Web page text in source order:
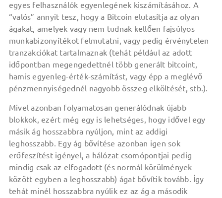
egyes felhasználók egyenlegének kiszámításához. A
“valós” annyit tesz, hogy a Bitcoin elutasítja az olyan
ágakat, amelyek vagy nem tudnak kellően fajsúlyos
munkabizonyítékot felmutatni, vagy pedig érvénytelen
tranzakciókat tartalmaznak (tehát például az adott
időpontban megengedettnél több generált bitcoint,
hamis egyenleg-érték-számítást, vagy épp a meglévő
pénzmennyiségednél nagyobb összeg elköltését, stb.).
Mivel azonban folyamatosan generálódnak újabb
blokkok, ezért még egy is lehetséges, hogy idővel egy
másik ág hosszabbra nyúljon, mint az addigi
leghosszabb. Egy ág bővítése azonban igen sok
erőfeszítést igényel, a hálózat csomópontjai pedig
mindig csak az elfogadott (és normál körülmények
között egyben a leghosszabb) ágat bővítik tovább. Így
tehát minél hosszabbra nyúlik ez az ág a második